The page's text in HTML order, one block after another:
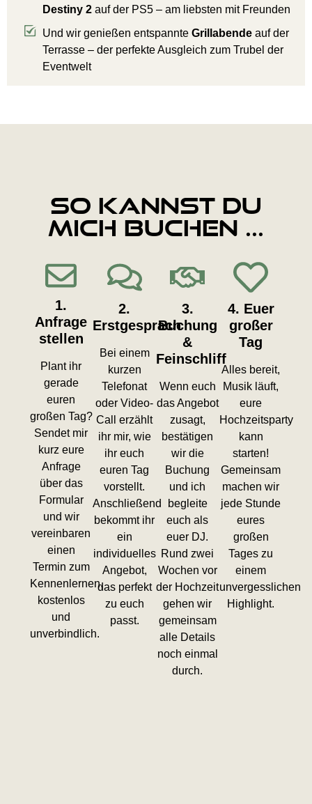
Destiny 2auf der PS5 – am liebsten mit Freunden
Und wir genießen entspannteGrillabende auf der
Terrasse – der perfekte Ausgleich zum Trubel der
Eventwelt
So kannst du
mich Buchen ...
1.
Anfrage
stellen
Plant ihr
gerade
euren
großen Tag?
Sendet mir
kurz eure
Anfrage
über das
Formular
und wir
vereinbaren
einen
Termin zum
Kennenlernen,
kostenlos
und
unverbindlich.
2.
Erstgespräch
Bei einem
kurzen
Telefonat
oder Video-
Call erzählt
ihr mir, wie
ihr euch
euren Tag
vorstellt.
Anschließend
bekommt ihr
ein
individuelles
Angebot,
das perfekt
zu euch
passt.
3.
Buchung
&
Feinschliff
Wenn euch
das Angebot
zusagt,
bestätigen
wir die
Buchung
und ich
begleite
euch als
euer DJ.
Rund zwei
Wochen vor
der Hochzeit
gehen wir
gemeinsam
alle Details
noch einmal
durch.
4. Euer
großer
Tag
Alles bereit,
Musik läuft,
eure
Hochzeitsparty
kann
starten!
Gemeinsam
machen wir
jede Stunde
eures
großen
Tages zu
einem
unvergesslichen
Highlight.